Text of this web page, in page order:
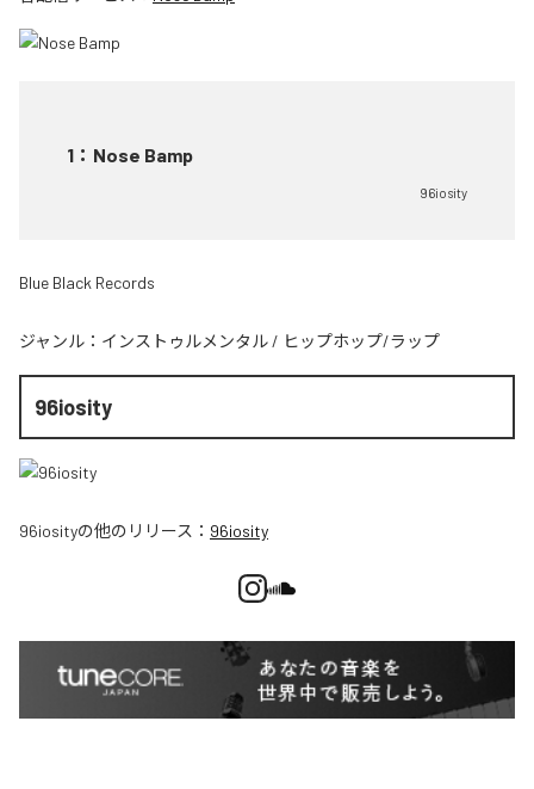
1 ： Nose Bamp
96iosity
Blue Black Records
ジャンル： インストゥルメンタル / ヒップホップ/ラップ
96iosity
96iosityの他のリリース： 96iosity